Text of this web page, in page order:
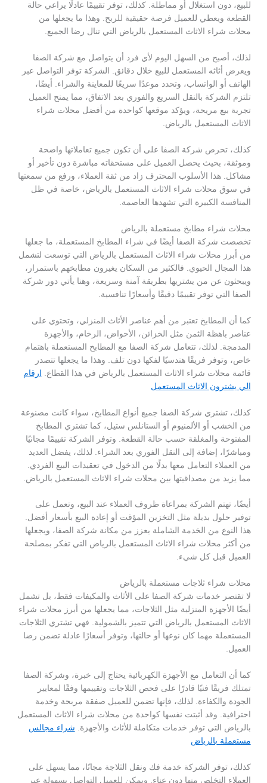
للبيع، دون استغلال أو مماطلة. كذلك، توفر تقييمًا عادلًا يراعي حالة
القطعة ويعطي للعميل فرصة حقيقية للربح. وهذا ما يجعلها من
محلات شراء الاثاث المستعمل بالرياض التي تنال رضا الجميع.
لذلك، أصبح من السهل اليوم لأي فرد أن يتواصل مع شركة الصفا
ويعرض أثاثه المستعمل للبيع خلال دقائق. الشركة توفر التواصل عبر
الهاتف أو الواتساب، وتحدد موعدًا سريعًا للمعاينة والشراء. أيضًا،
تلتزم الشركة بالنقل السريع والفوري بعد الاتفاق، مما يمنح العميل
تجربة بيع مريحة، ويؤكد موقعها كواحدة من أفضل محلات شراء
الاثاث المستعمل بالرياض.
كذلك، تحرص شركة الصفا على أن تكون جميع تعاملاتها واضحة
وموثقة، بحيث يحصل العميل على مستحقاته مباشرة دون تأخير أو
مشاكل. هذا الأسلوب المحترف زاد من ثقة العملاء، ورفع من سمعتها
في سوق محلات شراء الاثاث المستعمل بالرياض، خاصة في ظل
المنافسة الكبيرة التي تشهدها العاصمة.
محلات شراء مطابخ مستعملة بالرياض
تخصصت شركة الصفا أيضًا في شراء المطابخ المستعملة، ما جعلها
من أبرز محلات شراء الاثاث المستعمل بالرياض التي توسعت لتشمل
هذا المجال الحيوي. فالكثير من السكان يغيرون مطابخهم باستمرار،
ويبحثون عن من يشتريها بطريقة آمنة وسريعة، وهنا يأتي دور شركة
الصفا التي توفر تقييمًا دقيقًا وأسعارًا تنافسية.
كما أن المطابخ تعتبر من أهم عناصر الأثاث المنزلي، وتحتوي على
عناصر باهظة الثمن مثل الخزائن، الأحواض، الرخام، والأجهزة
المدمجة. لذلك، تتعامل شركة الصفا مع المطابخ المستعملة باهتمام
خاص، وتوفر فريقًا هندسيًا لفكها دون تلف. وهذا ما يجعلها تتصدر
قائمة محلات شراء الاثاث المستعمل بالرياض في هذا القطاع. ارقام
الي يشترون الاثاث المستعمل
كذلك، تشتري شركة الصفا جميع أنواع المطابخ، سواء كانت مصنوعة
من الخشب أو الألمنيوم أو الستانلس ستيل، كما تشتري المطابخ
المفتوحة والمغلقة حسب حالة القطعة. وتوفر الشركة تقييمًا مجانيًا
ومباشرًا، إضافة إلى النقل الفوري بعد الشراء. لذلك، يفضل العديد
من العملاء التعامل معها بدلًا من الدخول في تعقيدات البيع الفردي.
مما يزيد من مصداقيتها بين محلات شراء الاثاث المستعمل بالرياض.
أيضًا، تهتم الشركة بمراعاة ظروف العملاء عند البيع، وتعمل على
توفير حلول بديلة مثل التخزين المؤقت أو إعادة البيع بأسعار أفضل.
هذا النوع من الخدمة الشاملة يعزز من مكانة شركة الصفا، ويجعلها
من أكثر محلات شراء الاثاث المستعمل بالرياض التي تفكر بمصلحة
العميل قبل كل شيء.
محلات شراء ثلاجات مستعملة بالرياض
لا تقتصر خدمات شركة الصفا على الأثاث والمكيفات فقط، بل تشمل
أيضًا الأجهزة المنزلية مثل الثلاجات، مما يجعلها من أبرز محلات شراء
الاثاث المستعمل بالرياض التي تتميز بالشمولية. فهي تشتري الثلاجات
المستعملة مهما كان نوعها أو حالتها، وتوفر أسعارًا عادلة تضمن رضا
العميل.
كما أن التعامل مع الأجهزة الكهربائية يحتاج إلى خبرة، وشركة الصفا
تمتلك فريقًا فنيًا قادرًا على فحص الثلاجات وتقييمها وفقًا لمعايير
الجودة والكفاءة. لذلك، فإنها تضمن للعميل صفقة مربحة وخدمة
احترافية. وقد أثبتت نفسها كواحدة من محلات شراء الاثاث المستعمل
بالرياض التي توفر خدمات متكاملة للأثاث والأجهزة. شراء مجالس
مستعملة بالرياض
كذلك، توفر الشركة خدمة فك ونقل الثلاجة مجانًا، مما يسهل على
العملاء التخلص منها دون عناء. ويمكن للعميل التواصل بسهولة عبر